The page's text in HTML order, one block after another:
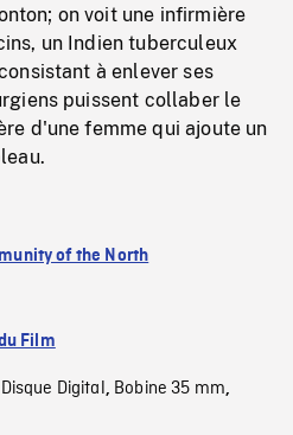
on voit une infirmière
un Indien tuberculeux
à enlever ses
puissent collaber le
d'une femme qui ajoute un
of the North
Film
Digital, Bobine 35 mm,